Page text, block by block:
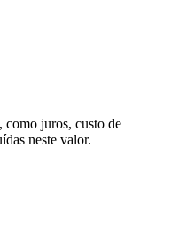
como juros, custo de
neste valor.